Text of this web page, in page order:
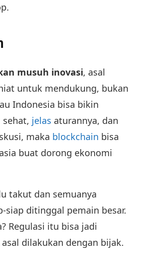
musuh inovasi, asal
untuk mendukung, bukan
Indonesia bisa bikin
sehat, jelas aturannya, dan
maka blockchain bisa
buat dorong ekonomi
takut dan semuanya
siap ditinggal pemain besar.
Regulasi itu bisa jadi
asal dilakukan dengan bijak.